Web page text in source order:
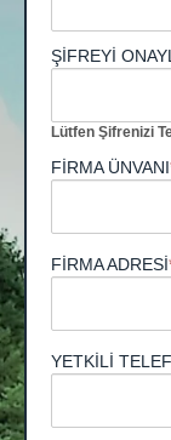
ŞİFREYİ
Lütfen Şifrenizi
FİRMA ÜNVANI
FİRMA ADRESİ
YETKİLİ